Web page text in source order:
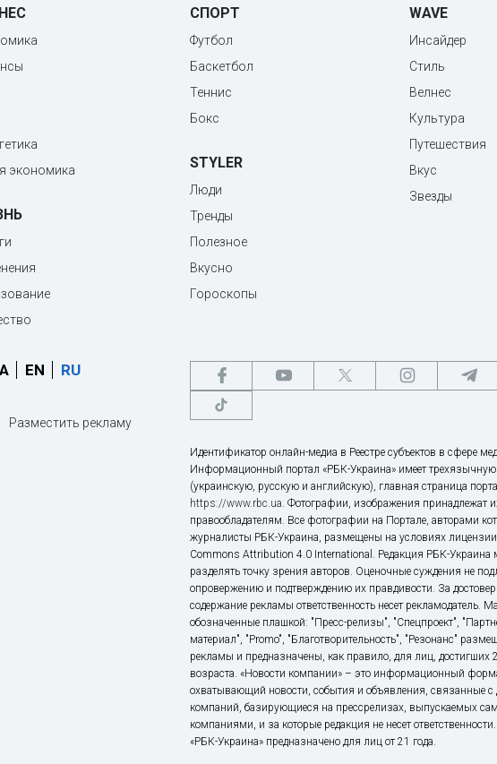
экономика
СПОРТ
Футбол
Баскетбол
Теннис
Бокс
STYLER
Люди
Тренды
Полезное
Вкусно
Гороскопы
WAVE
Инсайдер
Стиль
Велнес
Культура
Путешествия
Вкус
Звезды
EN RU
Разместить рекламу
Идентификатор онлайн-медиа в Реестре субъектов в сфере
Информационный портал «РБК-Украина» имеет
(украинскую, русскую и английскую), главная страница
https://www.rbc.ua. Фотографии, изображения принадлежат
правообладателям. Все фотографии на Портале, авторами
журналисты РБК-Украина, размещены на условиях лицензии
Commons Attribution 4.0 International. Редакция РБК-Украина
разделять точку зрения авторов. Оценочные суждения не
опровержению и подтверждению их правдивости. За
содержание рекламы ответственность несет рекламодатель.
обозначенные плашкой: "Пресс-релизы", "Спецпроект",
материал", "Promo", "Благотворительность", "Резонанс"
рекламы и предназначены, как правило, для лиц, достигших
возраста. «Новости компании» – это информационный
охватывающий новости, события и объявления, связанные с
компаний, базирующиеся на прессрелизах, выпускаемых
компаниями, и за которые редакция не несет
«РБК-Украина» предназначено для лиц от 21 года.